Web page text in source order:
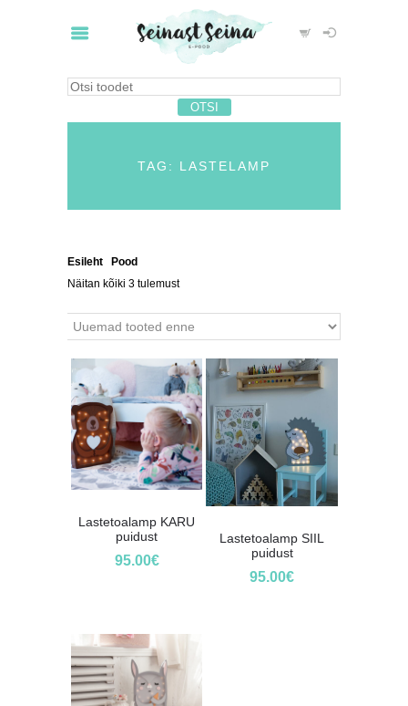
TAG: LASTELAMP
Esileht Pood
Näitan kõiki 3 tulemust
Lastetoalamp KARU
puidust
95.00€
Lastetoalamp SIIL
puidust
95.00€